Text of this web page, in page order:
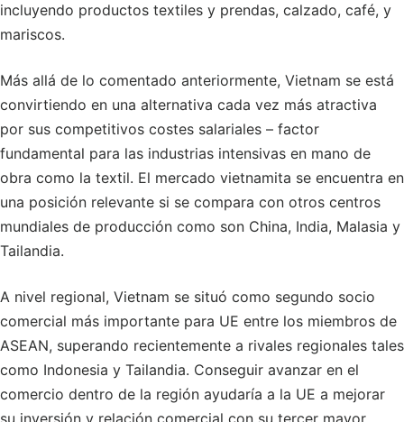
incluyendo productos textiles y prendas, calzado, café, y
mariscos.
Más allá de lo comentado anteriormente, Vietnam se está
convirtiendo en una alternativa cada vez más atractiva
por sus competitivos costes salariales – factor
fundamental para las industrias intensivas en mano de
obra como la textil. El mercado vietnamita se encuentra en
una posición relevante si se compara con otros centros
mundiales de producción como son China, India, Malasia y
Tailandia.
A nivel regional, Vietnam se situó como segundo socio
comercial más importante para UE entre los miembros de
ASEAN, superando recientemente a rivales regionales tales
como Indonesia y Tailandia. Conseguir avanzar en el
comercio dentro de la región ayudaría a la UE a mejorar